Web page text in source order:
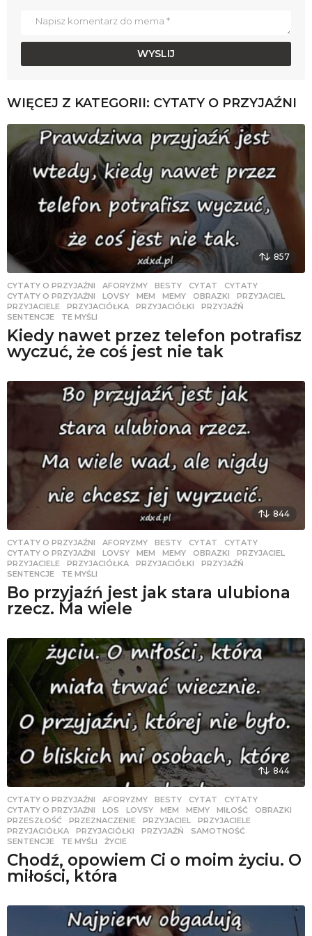
WIĘCEJ Z KATEGORII: CYTATY O PRZYJAŹNI
857
CYTATY O PRZYJAŹNI AFORYZMY ,BESTY ,CYTAT ,CYTATY
CYTATY O PRZYJAŹNI
,LOVSY ,MEM ,MEMY ,OBRAZKI ,PRZYJACIEL
PRZYJACIELE
,PRZYJACIÓŁKA ,PRZYJACIÓŁKI ,PRZYJAŹŃ
SENTENCJE
,TE MYŚLI
Kiedy nawet przez telefon potrafisz
wyczuć, że coś jest nie tak
844
CYTATY O PRZYJAŹNI AFORYZMY ,BESTY ,CYTAT ,CYTATY
CYTATY O PRZYJAŹNI
,LOVSY ,MEM ,MEMY ,OBRAZKI ,PRZYJACIEL
PRZYJACIELE
,PRZYJACIÓŁKA ,PRZYJACIÓŁKI ,PRZYJAŹŃ
SENTENCJE
,TE MYŚLI
Bo przyjaźń jest jak stara ulubiona
rzecz. Ma wiele
844
CYTATY O PRZYJAŹNI AFORYZMY ,BESTY ,CYTAT ,CYTATY
CYTATY O PRZYJAŹNI
,LOS ,LOVSY ,MEM ,MEMY ,MIŁOŚĆ ,OBRAZKI
PRZESZŁOŚĆ
,PRZEZNACZENIE ,PRZYJACIEL ,PRZYJACIELE
PRZYJACIÓŁKA
,PRZYJACIÓŁKI ,PRZYJAŹŃ ,SAMOTNOŚĆ
SENTENCJE
,TE MYŚLI ,ŻYCIE
Chodź, opowiem Ci o moim życiu. O
miłości, która